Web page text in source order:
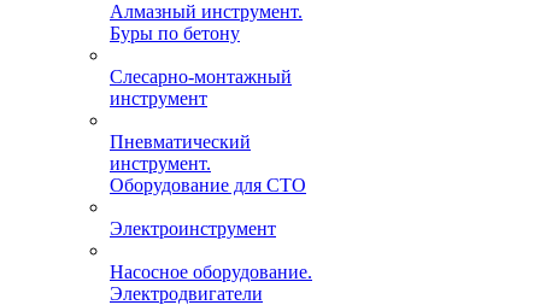
Алмазный инструмент.
Буры по бетону
Слесарно-монтажный
инструмент
Пневматический
инструмент.
Оборудование для СТО
Электроинструмент
Насосное оборудование.
Электродвигатели